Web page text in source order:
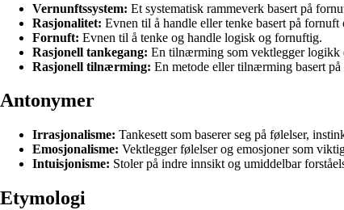
Vernunftssystem: Et systematisk rammeverk basert på
Rasjonalitet: Evnen til å handle eller tenke basert på
Fornuft: Evnen til å tenke og handle logisk og fornuftig.
Rasjonell tankegang: En tilnærming som vektlegger logikk
Rasjonell tilnærming: En metode eller tilnærming basert
Antonymer
Irrasjonalisme: Tankesett som baserer seg på følelser,
Emosjonalisme: Vektlegger følelser og emosjoner som
Intuisjonisme: Stoler på indre innsikt og umiddelbar
Etymologi